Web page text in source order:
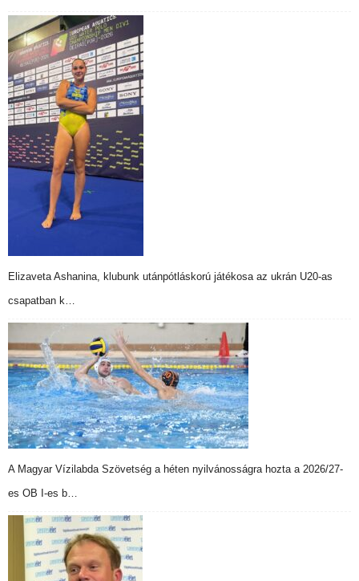
Elizaveta Ashanina, klubunk utánpótláskorú játékosa az ukrán U20-as
csapatban k…
A Magyar Vízilabda Szövetség a héten nyilvánosságra hozta a 2026/27-
es OB I-es b…